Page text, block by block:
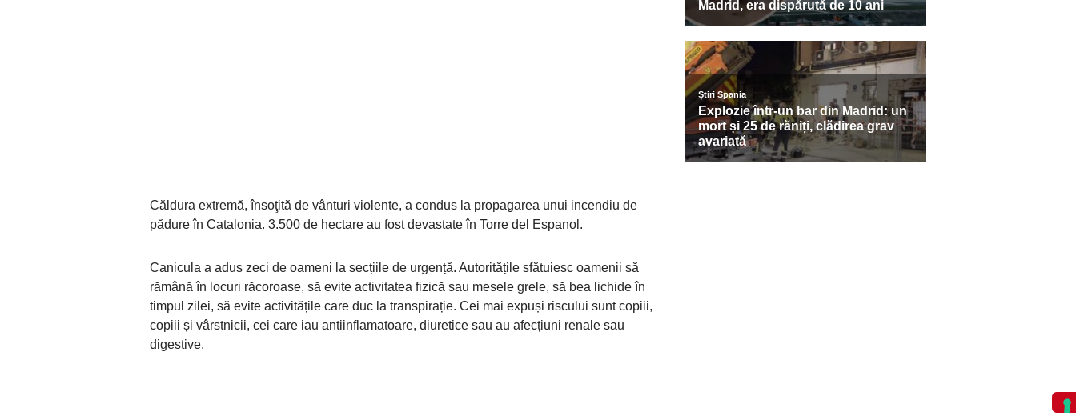
Căldura extremă, însoţită de vânturi violente, a condus la propagarea unui incendiu de
pădure în Catalonia. 3.500 de hectare au fost devastate în Torre del Espanol.
Canicula a adus zeci de oameni la secțiile de urgență. Autoritățile sfătuiesc oamenii să
rămână în locuri răcoroase, să evite activitatea fizică sau mesele grele, să bea lichide în
timpul zilei, să evite activitățile care duc la transpirație. Cei mai expuși riscului sunt copiii,
copiii și vârstnicii, cei care iau antiinflamatoare, diuretice sau au afecțiuni renale sau
digestive.